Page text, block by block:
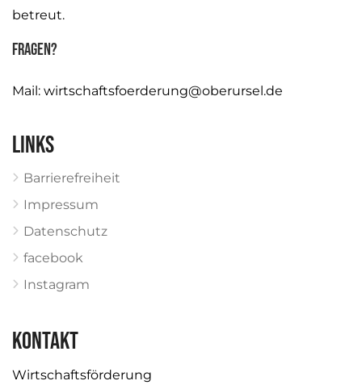
betreut.
Fragen?
Mail: wirtschaftsfoerderung@oberursel.de
Links
Barrierefreiheit
Impressum
Datenschutz
facebook
Instagram
KONTAKT
Wirtschaftsförderung